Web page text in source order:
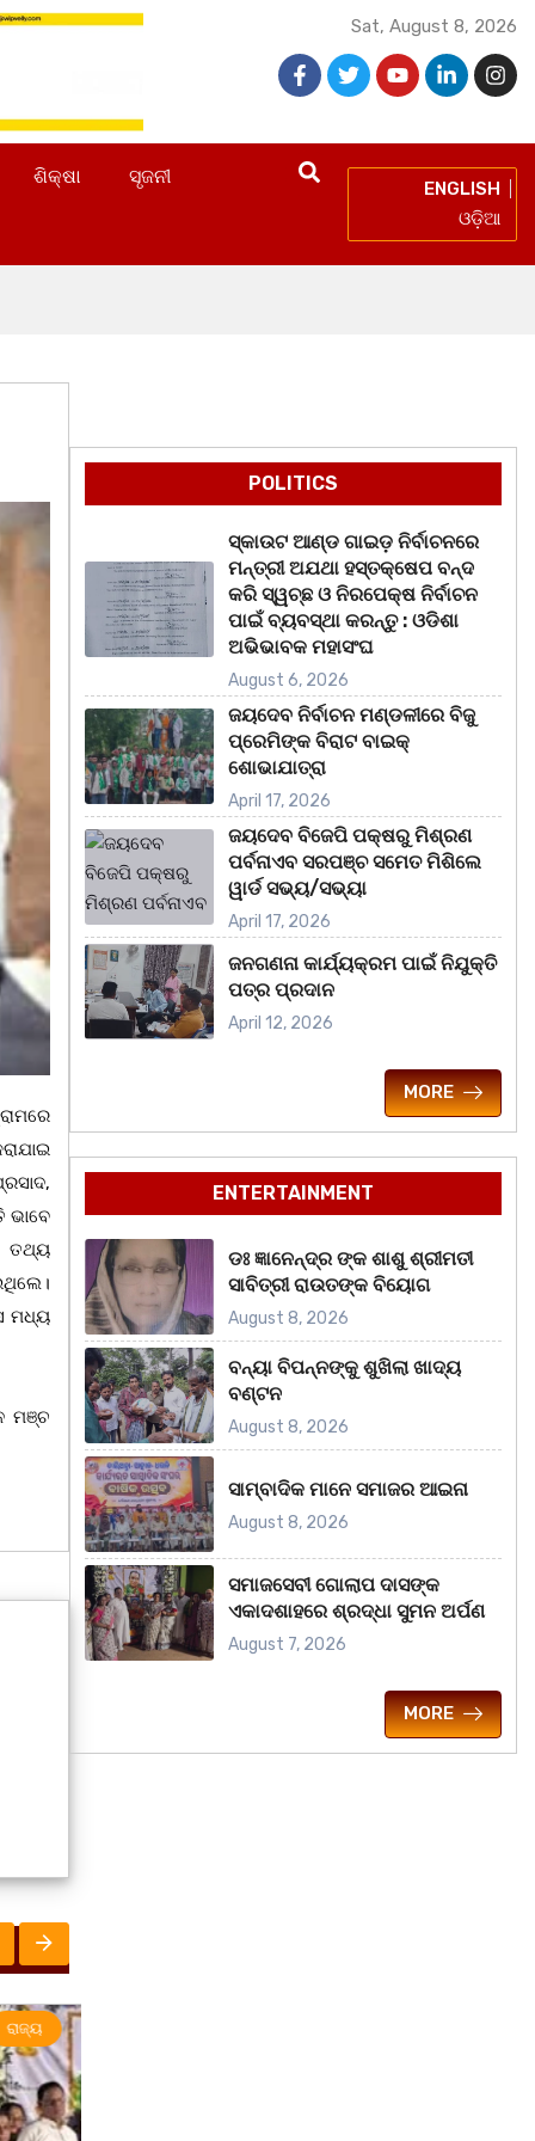
Sat, August 8, 2026
ଶିକ୍ଷା ସୃଜନୀ
ENGLISH
ଓଡ଼ିଆ
ଭାବେ
ତଥ୍ୟ
ମଧ୍ୟ
ମଞ୍ଚ
POLITICS
ସ୍କାଉଟ ଆଣ୍ଡ ଗାଇଡ଼ ନିର୍ବାଚନରେ
ମନ୍ତ୍ରୀ ଅଯଥା ହସ୍ତକ୍ଷେପ ବନ୍ଦ
କରି ସ୍ୱଚ୍ଛ ଓ ନିରପେକ୍ଷ ନିର୍ବାଚନ
ପାଇଁ ବ୍ୟବସ୍ଥା କରନ୍ତୁ : ଓଡିଶା
ଅଭିଭାବକ ମହାସଂଘ
August 6, 2026
ଜୟଦେବ ନିର୍ବାଚନ ମଣ୍ଡଳୀରେ ବିଜୁ
ପ୍ରେମିଙ୍କ ବିରାଟ ବାଇକ୍
ଶୋଭାଯାତ୍ରା
April 17, 2026
ଜୟଦେବ ବିଜେପି ପକ୍ଷରୁ ମିଶ୍ରଣ
ପର୍ବନାଏବ ସରପଞ୍ଚ ସମେତ ମିଶିଲେ
ୱାର୍ଡ ସଭ୍ୟ/ସଭ୍ୟା
April 17, 2026
ଜନଗଣନା କାର୍ଯ୍ୟକ୍ରମ ପାଇଁ ନିଯୁକ୍ତି
ପତ୍ର ପ୍ରଦାନ
April 12, 2026
MORE
ENTERTAINMENT
ଡଃ ଜ୍ଞାନେନ୍ଦ୍ର ଙ୍କ ଶାଶୁ ଶ୍ରୀମତୀ
ସାବିତ୍ରୀ ରାଉତଙ୍କ ବିୟୋଗ
August 8, 2026
ବନ୍ୟା ବିପନ୍ନଙ୍କୁ ଶୁଖିଲା ଖାଦ୍ୟ
ବଣ୍ଟନ
August 8, 2026
ସାମ୍ବାଦିକ ମାନେ ସମାଜର ଆଇନା
August 8, 2026
ସମାଜସେବୀ ଗୋଲାପ ଦାସଙ୍କ
ଏକାଦଶାହରେ ଶ୍ରଦ୍ଧା ସୁମନ ଅର୍ପଣ
August 7, 2026
MORE